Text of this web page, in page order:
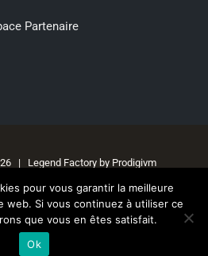
Partenaire
| Legend Factory by Prodigivm
FacebookInstagram
pour vous garantir la meilleure
web. Si vous continuez à utiliser ce
que vous en êtes satisfait.
Ok